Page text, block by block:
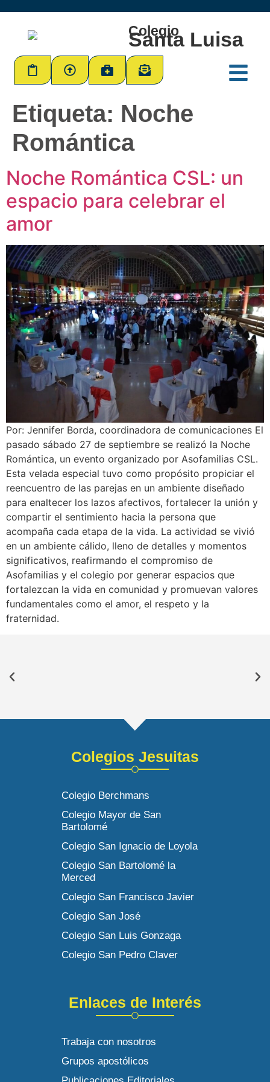
Colegio
Santa Luisa
Etiqueta: Noche
Romántica
Noche Romántica CSL: un
espacio para celebrar el
amor
Por: Jennifer Borda, coordinadora de comunicaciones El
pasado sábado 27 de septiembre se realizó la Noche
Romántica, un evento organizado por Asofamilias CSL.
Esta velada especial tuvo como propósito propiciar el
reencuentro de las parejas en un ambiente diseñado
para enaltecer los lazos afectivos, fortalecer la unión y
compartir el sentimiento hacia la persona que
acompaña cada etapa de la vida. La actividad se vivió
en un ambiente cálido, lleno de detalles y momentos
significativos, reafirmando el compromiso de
Asofamilias y el colegio por generar espacios que
fortalezcan la vida en comunidad y promuevan valores
fundamentales como el amor, el respeto y la
fraternidad.
Colegios Jesuitas
Colegio Berchmans
Colegio Mayor de San
Bartolomé
Colegio San Ignacio de Loyola
Colegio San Bartolomé la
Merced
Colegio San Francisco Javier
Colegio San José
Colegio San Luis Gonzaga
Colegio San Pedro Claver
Enlaces de Interés
Trabaja con nosotros
Grupos apostólicos